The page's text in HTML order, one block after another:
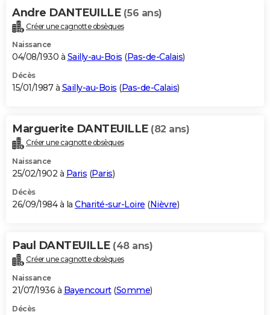
Andre DANTEUILLE (56 ans)
Créer une cagnotte obsèques
Naissance
04/08/1930 à Sailly-au-Bois (Pas-de-Calais)
Décès
15/01/1987 à Sailly-au-Bois (Pas-de-Calais)
Marguerite DANTEUILLE (82 ans)
Créer une cagnotte obsèques
Naissance
25/02/1902 à Paris (Paris)
Décès
26/09/1984 à la Charité-sur-Loire (Nièvre)
Paul DANTEUILLE (48 ans)
Créer une cagnotte obsèques
Naissance
21/07/1936 à Bayencourt(Somme)
Décès